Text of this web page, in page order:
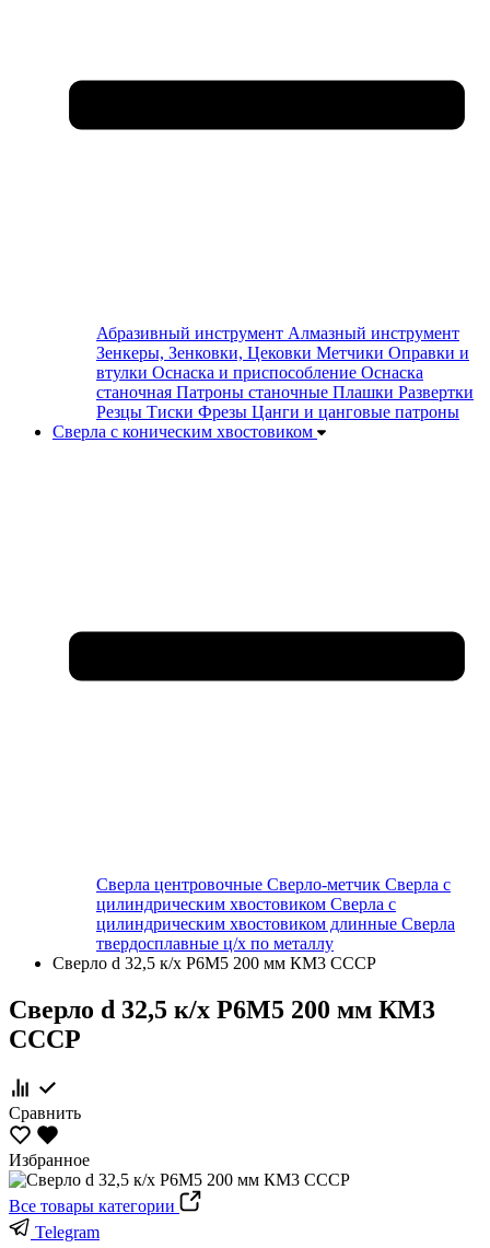
Абразивный инструмент Алмазный инструмент
Зенкеры, Зенковки, Цековки Метчики Оправки и
втулки Оснаска и приспособление Оснаска
станочная Патроны станочные Плашки Развертки
Резцы Тиски Фрезы Цанги и цанговые патроны
Сверла с коническим хвостовиком
Сверла центровочные Сверло-метчик Сверла с
цилиндрическим хвостовиком Сверла с
цилиндрическим хвостовиком длинные Сверла
твердосплавные ц/х по металлу
Сверло d 32,5 к/х Р6М5 200 мм КМ3 СССР
Сверло d 32,5 к/х Р6М5 200 мм КМ3
СССР
Сравнить
Избранное
Все товары категории
Telegram